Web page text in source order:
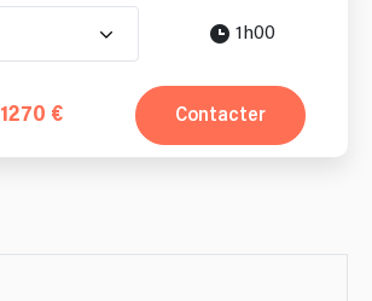
1h00
1270 € Contacter